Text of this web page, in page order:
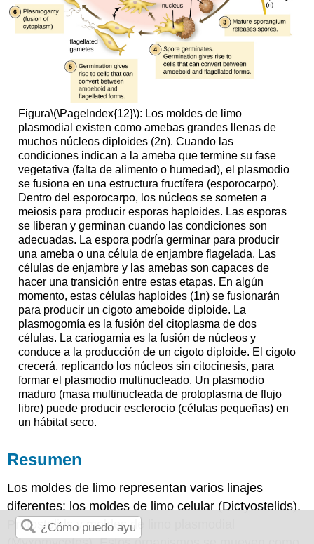
Figura\(\PageIndex{12}\): Los moldes de limo
plasmodial existen como amebas grandes llenas de
muchos núcleos diploides (2n). Cuando las
condiciones indican a la ameba que termine su fase
vegetativa (falta de alimento o humedad), el plasmodio
se fusiona en una estructura fructífera (esporocarpo).
Dentro del esporocarpo, los núcleos se someten a
meiosis para producir esporas haploides. Las esporas
se liberan y germinan cuando las condiciones son
adecuadas. La espora podría germinar para producir
una ameba o una célula de enjambre flagelada. Las
células de enjambre y las amebas son capaces de
hacer una transición entre estas etapas. En algún
momento, estas células haploides (1n) se fusionarán
para producir un cigoto ameboide diploide. La
plasmogomía es la fusión del citoplasma de dos
células. La cariogamia es la fusión de núcleos y
conduce a la producción de un cigoto diploide. El cigoto
crecerá, replicando los núcleos sin citocinesis, para
formar el plasmodio multinucleado. Un plasmodio
maduro (masa multinucleada de protoplasma de flujo
libre) puede producir esclerocio (células pequeñas) en
un hábitat seco.
Resumen
Los moldes de limo representan varios linajes
diferentes: los moldes de limo celular (Dictyostelids),
Protostelids y moldes de limo plasmodial